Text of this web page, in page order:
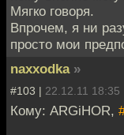
Мягко говоря.
Впрочем, я ни
просто мои
naxxodka »
#103 | 22.12.11 18:35
Кому: ARGiHOR,